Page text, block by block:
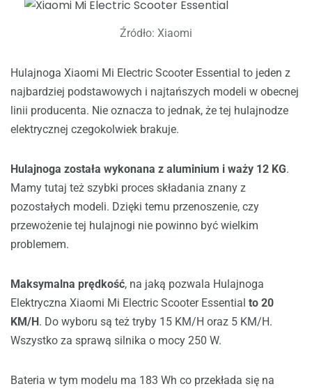
Źródło: Xiaomi
Hulajnoga Xiaomi Mi Electric Scooter Essential to jeden z
najbardziej podstawowych i najtańszych modeli w obecnej
linii producenta. Nie oznacza to jednak, że tej hulajnodze
elektrycznej czegokolwiek brakuje.
Hulajnoga została wykonana z aluminium i waży 12 KG.
Mamy tutaj też szybki proces składania znany z
pozostałych modeli. Dzięki temu przenoszenie, czy
przewożenie tej hulajnogi nie powinno być wielkim
problemem.
Maksymalna prędkość, na jaką pozwala Hulajnoga
Elektryczna Xiaomi Mi Electric Scooter Essential to 20
KM/H. Do wyboru są też tryby 15 KM/H oraz 5 KM/H.
Wszystko za sprawą silnika o mocy 250 W.
Bateria w tym modelu ma 183 Wh co przekłada się na